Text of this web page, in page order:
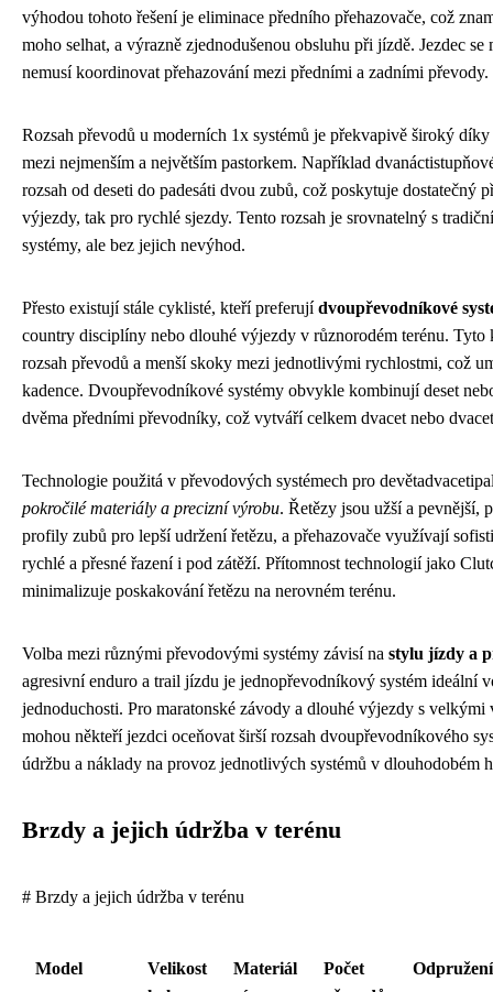
výhodou tohoto řešení je eliminace předního přehazovače, což
moho selhat, a výrazně zjednodušenou obsluhu při jízdě. Jezdec
nemusí koordinovat přehazování mezi předními a zadními převody.
Rozsah převodů u moderních 1x systémů je překvapivě široký díky
mezi nejmenším a největším pastorkem. Například
rozsah od deseti do padesáti dvou zubů, což poskytuje dostatečný
výjezdy, tak pro rychlé sjezdy. Tento rozsah je srovnatelný s
systémy, ale bez jejich nevýhod.
Přesto existují stále cyklisté, kteří preferujídvoupřevodníkové
country disciplíny nebo dlouhé výjezdy v různorodém terénu. Tyto
rozsah převodů a menší skoky mezi jednotlivými rychlostmi, což
kadence. Dvoupřevodníkové systémy obvykle kombinují deset
dvěma předními převodníky, což vytváří celkem dvacet nebo
Technologie použitá v převodových systémech pro
pokročilé materiály a precizní výrobu. Řetězy jsou užší a pevnější,
profily zubů pro lepší udržení řetězu, a přehazovače využívají
rychlé a přesné řazení i pod zátěží. Přítomnost technologií jako
minimalizuje poskakování řetězu na nerovném terénu.
Volba mezi různými převodovými systémy závisí na stylu jízdy a
agresivní enduro a trail jízdu je jednopřevodníkový systém ideální
jednoduchosti. Pro maratonské závody a dlouhé výjezdy s
mohou někteří jezdci oceňovat širší rozsah dvoupřevodníkového
údržbu a náklady na provoz jednotlivých systémů v dlouhodobém
Brzdy a jejich údržba v terénu
# Brzdy a jejich údržba v terénu
Model
Velikost
Materiál
Počet
Odpružení